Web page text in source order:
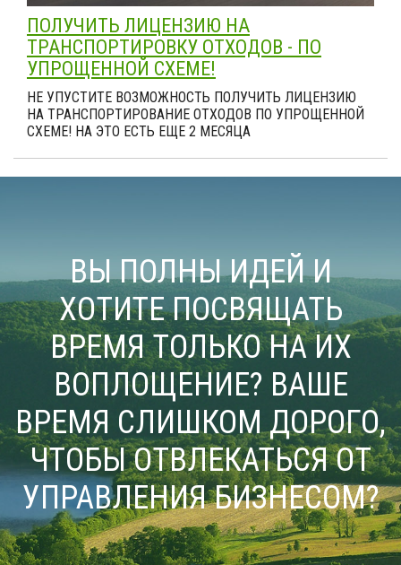
ПОЛУЧИТЬ ЛИЦЕНЗИЮ НА
ТРАНСПОРТИРОВКУ ОТХОДОВ - ПО
УПРОЩЕННОЙ СХЕМЕ!
НЕ УПУСТИТЕ ВОЗМОЖНОСТЬ ПОЛУЧИТЬ ЛИЦЕНЗИЮ
НА ТРАНСПОРТИРОВАНИЕ ОТХОДОВ ПО УПРОЩЕННОЙ
СХЕМЕ! НА ЭТО ЕСТЬ ЕЩЕ 2 МЕСЯЦА
ВЫ ПОЛНЫ ИДЕЙ И
ХОТИТЕ ПОСВЯЩАТЬ
ВРЕМЯ ТОЛЬКО НА ИХ
ВОПЛОЩЕНИЕ? ВАШЕ
ВРЕМЯ СЛИШКОМ ДОРОГО,
ЧТОБЫ ОТВЛЕКАТЬСЯ ОТ
УПРАВЛЕНИЯ БИЗНЕСОМ?